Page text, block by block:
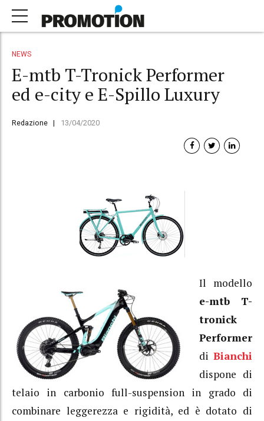
NEWS
E-mtb T-Tronick Performer
ed e-city e E-Spillo Luxury
Redazione 13/04/2020
Il modello
e-mtb T-
tronick
Performer
di Bianchi
dispone di
telaio in carbonio full-suspension in grado di
combinare leggerezza e rigidità, ed è dotato di